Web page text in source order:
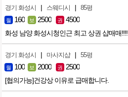
경기 화성시 | 스웨디시 | 85평
월 160 보 2500 권 4500
화성 남양 화성시청인근 최고 상권 샵매매!!!!
경기 화성시 | 마사지샵 | 55평
월 100 보 2000 권 2500
[협의가능]건강상 이유로 급매합니다.